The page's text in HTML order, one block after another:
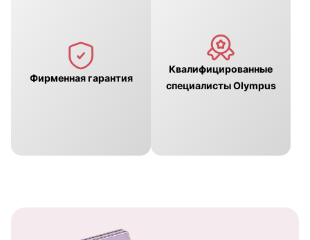
Фирменная гарантия
Квалифицированные
специалисты Olympus